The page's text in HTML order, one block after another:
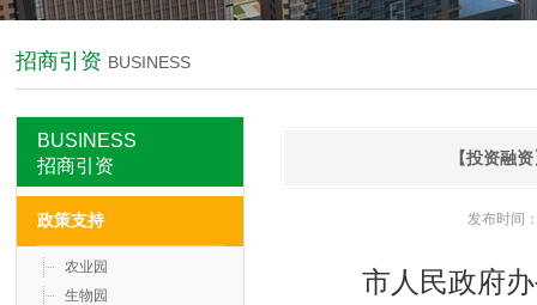
招商引资 BUSINESS
BUSINESS
招商引资
政策支持
农业园
生物园
【投资融
发布时间
市人民政府